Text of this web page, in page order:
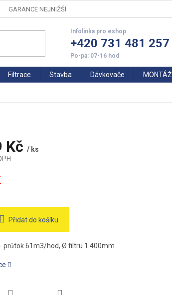
GARANCE NEJNIŽŠÍ CENY
+420 731 481 257
Filtrace Stavba Dávkovače MONTÁŽ
Kč / ks
Přidat do košíku
průtok 61m3/hod, Ø filtru 1 400mm.